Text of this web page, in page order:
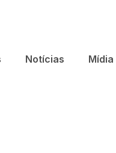
Notícias Mídia